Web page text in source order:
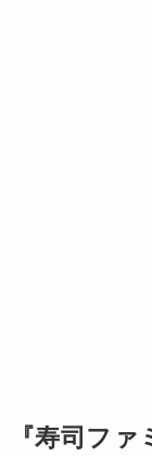
『寿司フ